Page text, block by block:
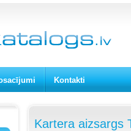
Kontakti
Kartera aizsargs